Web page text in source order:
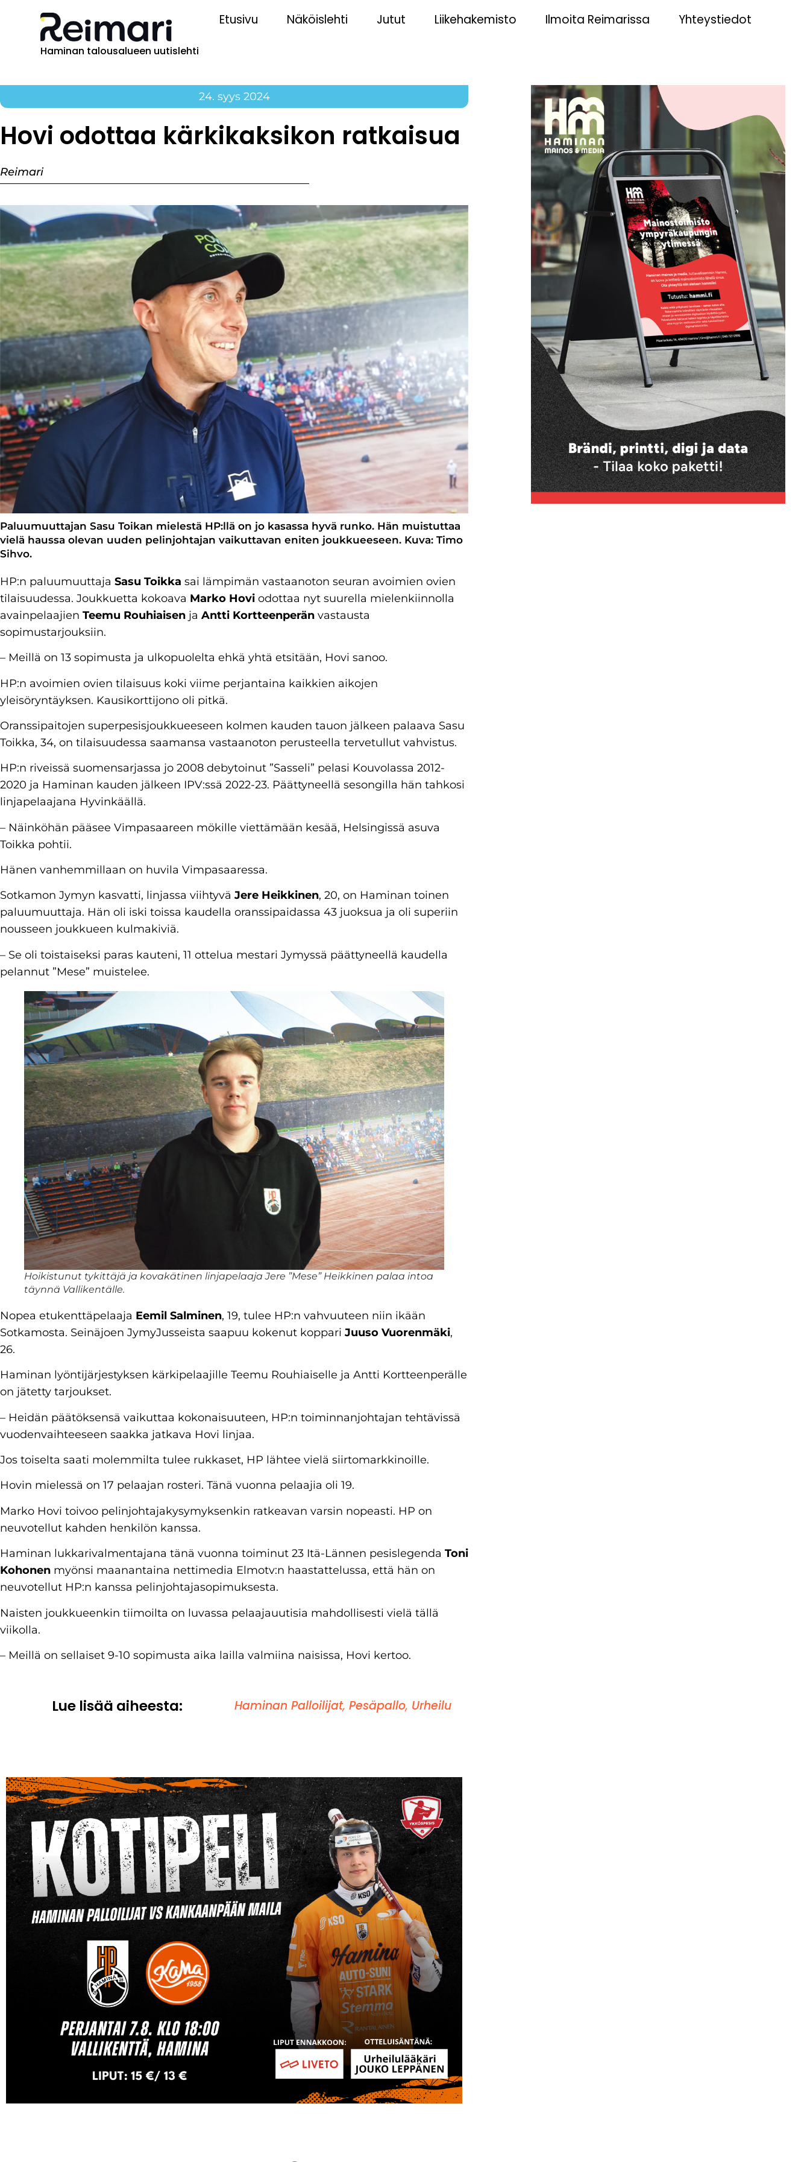
Haminan talousalueen uutislehti
Etusivu Näköislehti Jutut Liikehakemisto Ilmoita Reimarissa Yhteystiedot
24. syys 2024
Hovi odottaa kärkikaksikon ratkaisua
Reimari
Paluumuuttajan Sasu Toikan mielestä HP:llä on jo kasassa hyvä runko. Hän muistuttaa
vielä haussa olevan uuden pelinjohtajan vaikuttavan eniten joukkueeseen. Kuva: Timo
Sihvo.
HP:n paluumuuttaja Sasu Toikka sai lämpimän vastaanoton seuran avoimien ovien
tilaisuudessa. Joukkuetta kokoava Marko Hovi odottaa nyt suurella mielenkiinnolla
avainpelaajien Teemu Rouhiaisen ja Antti Kortteenperän vastausta
sopimustarjouksiin.
– Meillä on 13 sopimusta ja ulkopuolelta ehkä yhtä etsitään, Hovi sanoo.
HP:n avoimien ovien tilaisuus koki viime perjantaina kaikkien aikojen
yleisöryntäyksen. Kausikorttijono oli pitkä.
Oranssipaitojen superpesisjoukkueeseen kolmen kauden tauon jälkeen palaava Sasu
Toikka, 34, on tilaisuudessa saamansa vastaanoton perusteella tervetullut vahvistus.
HP:n riveissä suomensarjassa jo 2008 debytoinut ”Sasseli” pelasi Kouvolassa 2012-
2020 ja Haminan kauden jälkeen IPV:ssä 2022-23. Päättyneellä sesongilla hän tahkosi
linjapelaajana Hyvinkäällä.
– Näinköhän pääsee Vimpasaareen mökille viettämään kesää, Helsingissä asuva
Toikka pohtii.
Hänen vanhemmillaan on huvila Vimpasaaressa.
Sotkamon Jymyn kasvatti, linjassa viihtyväJere Heikkinen, 20, on Haminan toinen
paluumuuttaja. Hän oli iski toissa kaudella oranssipaidassa 43 juoksua ja oli superiin
nousseen joukkueen kulmakiviä.
– Se oli toistaiseksi paras kauteni, 11 ottelua mestari Jymyssä päättyneellä kaudella
pelannut ”Mese” muistelee.
Hoikistunut tykittäjä ja kovakätinen linjapelaaja Jere ”Mese” Heikkinen palaa intoa
täynnä Vallikentälle.
Nopea etukenttäpelaaja Eemil Salminen, 19, tulee HP:n vahvuuteen niin ikään
Sotkamosta. Seinäjoen JymyJusseista saapuu kokenut koppariJuuso Vuorenmäki,
26.
Haminan lyöntijärjestyksen kärkipelaajille Teemu Rouhiaiselle ja Antti Kortteenperälle
on jätetty tarjoukset.
– Heidän päätöksensä vaikuttaa kokonaisuuteen, HP:n toiminnanjohtajan tehtävissä
vuodenvaihteeseen saakka jatkava Hovi linjaa.
Jos toiselta saati molemmilta tulee rukkaset, HP lähtee vielä siirtomarkkinoille.
Hovin mielessä on 17 pelaajan rosteri. Tänä vuonna pelaajia oli 19.
Marko Hovi toivoo pelinjohtajakysymyksenkin ratkeavan varsin nopeasti. HP on
neuvotellut kahden henkilön kanssa.
Haminan lukkarivalmentajana tänä vuonna toiminut 23 Itä-Lännen pesislegenda Toni
Kohonen myönsi maanantaina nettimedia Elmotv:n haastattelussa, että hän on
neuvotellut HP:n kanssa pelinjohtajasopimuksesta.
Naisten joukkueenkin tiimoilta on luvassa pelaajauutisia mahdollisesti vielä tällä
viikolla.
– Meillä on sellaiset 9-10 sopimusta aika lailla valmiina naisissa, Hovi kertoo.
Lue lisää aiheesta: Haminan Palloilijat, Pesäpallo, Urheilu